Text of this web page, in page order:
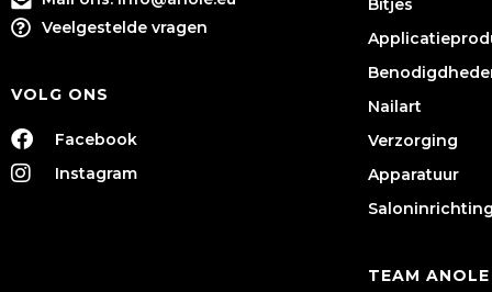
Veelgestelde vragen
VOLG ONS
Facebook
Instagram
Bitjes
Nailart
Verzorging
Apparatuur
TEAM ANOLE